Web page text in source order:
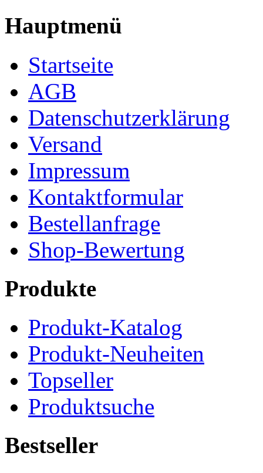
Hauptmenü
Startseite
AGB
Datenschutzerklärung
Versand
Impressum
Kontaktformular
Bestellanfrage
Shop-Bewertung
Produkte
Produkt-Katalog
Produkt-Neuheiten
Topseller
Produktsuche
Bestseller